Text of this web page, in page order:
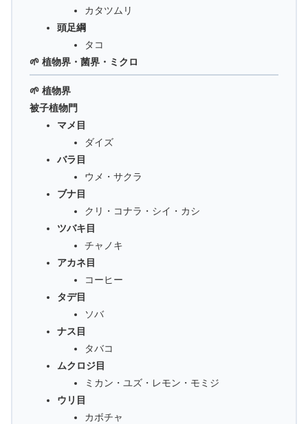
カタツムリ
頭足綱
タコ
🌱 植物界・菌界・ミクロ
🌱 植物界
被子植物門
マメ目
ダイズ
バラ目
ウメ・サクラ
ブナ目
クリ・コナラ・シイ・カシ
ツバキ目
チャノキ
アカネ目
コーヒー
タデ目
ソバ
ナス目
タバコ
ムクロジ目
ミカン・ユズ・レモン・モミジ
ウリ目
カボチャ